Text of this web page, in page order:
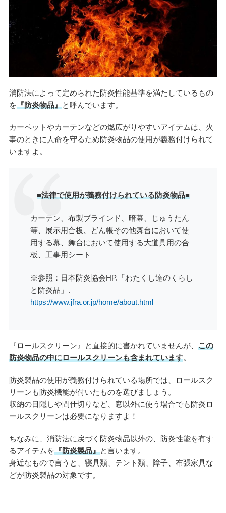
消防法によって定められた防炎性能基準を満たしているもの
を『防炎物品』と呼んでいます。
カーペットやカーテンなどの燃広がりやすいアイテムは、火
事のときに人命を守るため防炎物品の使用が義務付けられて
いますよ。
■法律で使用が義務付けられている防炎物品■
カーテン、布製ブラインド、暗幕、じゅうたん
等、展示用合板、どん帳その他舞台において使
用する幕、舞台において使用する大道具用の合
板、工事用シート
※参照：日本防炎協会HP.「わたくし達のくらし
と防炎品」.
https://www.jfra.or.jp/home/about.html
『ロールスクリーン』と直接的に書かれていませんが、 この
防炎物品の中にロールスクリーンも含まれています。
防炎製品の使用が義務付けられている場所では、ロールスク
リーンも防炎機能が付いたものを選びましょう。
収納の目隠しや間仕切りなど、窓以外に使う場合でも防炎ロ
ールスクリーンは必要になりますよ！
ちなみに、消防法に戻づく防炎物品以外の、防炎性能を有す
るアイテムを『防炎製品』と言います。
身近なもので言うと、寝具類、テント類、障子、布張家具な
どが防炎製品の対象です。